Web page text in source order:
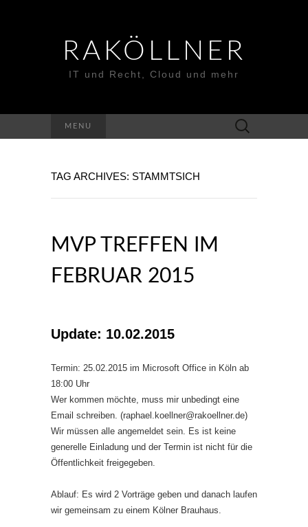
RAKÖLLNER
IT und Recht, Cloud und mehr
MENU
Suchen
nach:
TAG ARCHIVES: STAMMTSICH
MVP TREFFEN IM
FEBRUAR 2015
Update: 10.02.2015
Termin: 25.02.2015 im Microsoft Office in Köln ab
18:00 Uhr
Wer kommen möchte, muss mir unbedingt eine
Email schreiben. (raphael.koellner@rakoellner.de)
Wir müssen alle angemeldet sein. Es ist keine
generelle Einladung und der Termin ist nicht für die
Öffentlichkeit freigegeben.
Ablauf: Es wird 2 Vorträge geben und danach laufen
wir gemeinsam zu einem Kölner Brauhaus.